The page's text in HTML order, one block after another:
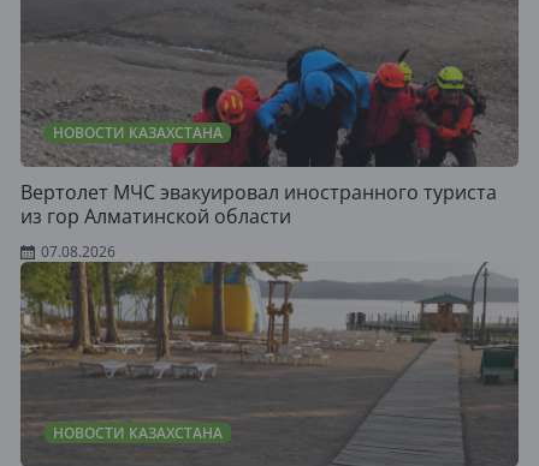
НОВОСТИ КАЗАХСТАНА
Вертолет МЧС эвакуировал иностранного туриста
из гор Алматинской области
07.08.2026
НОВОСТИ КАЗАХСТАНА